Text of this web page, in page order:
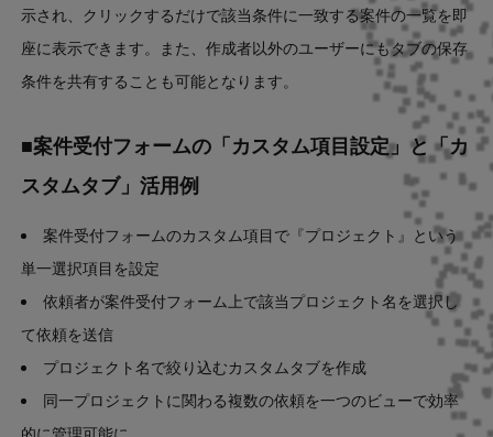
示され、クリックするだけで該当条件に一致する案件の一覧を即
座に表示できます。また、作成者以外のユーザーにもタブの保存
条件を共有することも可能となります。
■案件受付フォームの「カスタム項目設定」と「カ
スタムタブ」活用例
案件受付フォームのカスタム項目で『プロジェクト』という
単一選択項目を設定
依頼者が案件受付フォーム上で該当プロジェクト名を選択し
て依頼を送信
プロジェクト名で絞り込むカスタムタブを作成
同一プロジェクトに関わる複数の依頼を一つのビューで効率
的に管理可能に